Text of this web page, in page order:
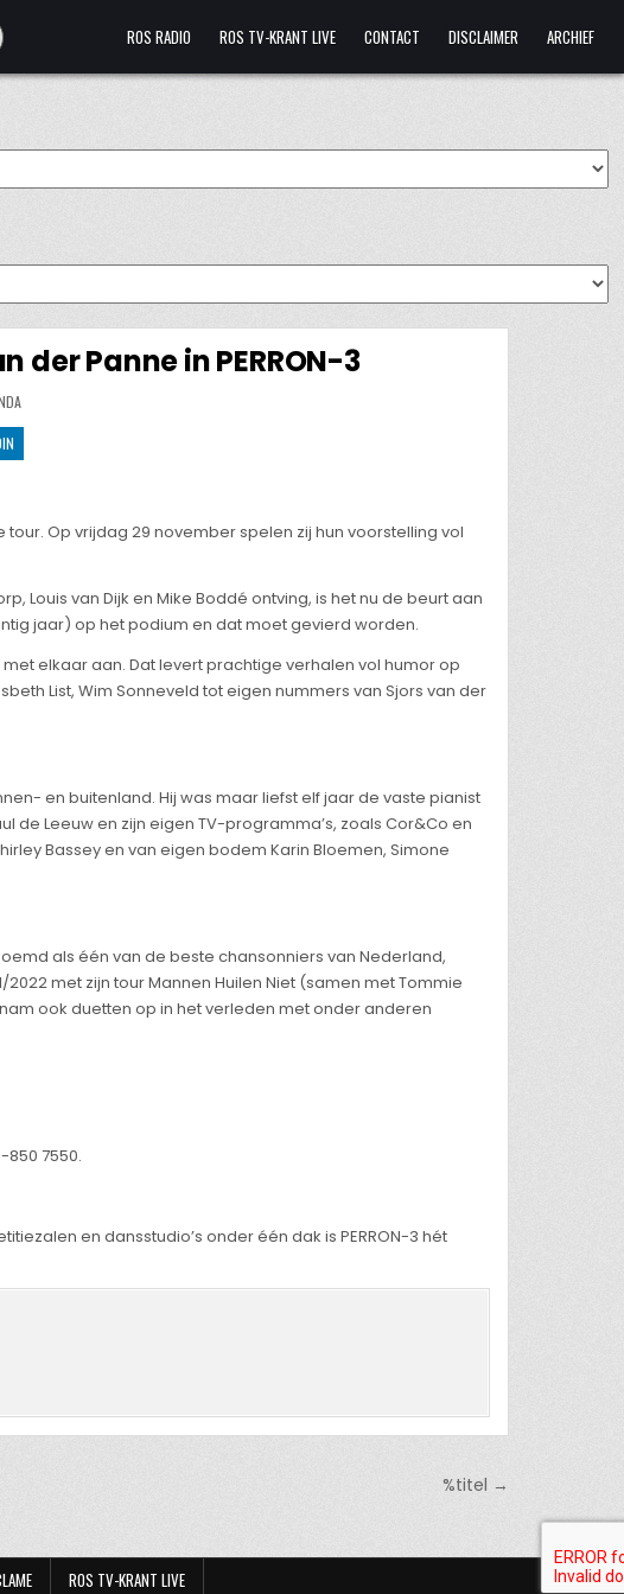
ROS RADIO ROS TV-KRANT LIVE CONTACT DISCLAIMER ARCHIEF
Panne in PERRON-3
Op vrijdag 29 november spelen zij hun voorstelling vol
Louis van Dijk en Mike Boddé ontving, is het nu de beurt aan
jaar) op het podium en dat moet gevierd worden.
elkaar aan. Dat levert prachtige verhalen vol humor op
List, Wim Sonneveld tot eigen nummers van Sjors van der
en buitenland. Hij was maar liefst elf jaar de vaste pianist
Leeuw en zijn eigen TV-programma’s, zoals Cor&Co en
Bassey en van eigen bodem Karin Bloemen, Simone
als één van de beste chansonniers van Nederland,
met zijn tour Mannen Huilen Niet (samen met Tommie
ook duetten op in het verleden met onder anderen
7550.
en dansstudio’s onder één dak is PERRON-3 hét
%titel →
ROS TV-KRANT LIVE